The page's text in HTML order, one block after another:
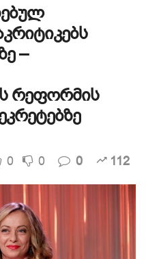
–
რეფორმის
0 0 0 112